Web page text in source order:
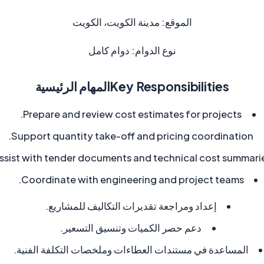
الموقع: مدينة الكويت، الكويت
نوع الدوام: دوام كامل
Key Responsibilitiesالمهام الرئيسية
Prepare and review cost estimates for projects.
Support quantity take-off and pricing coordination.
with tender documents and technical cost
Coordinate with engineering and project teams.
إعداد ومراجعة تقديرات التكاليف للمشاريع.
دعم حصر الكميات وتنسيق التسعير.
المساعدة في مستندات العطاءات وملخصات التكلفة الفنية.